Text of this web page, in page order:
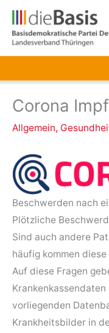
Zum
Inhalt
springen
Corona
Allgemein,
Beschwerden nach
Plötzliche
Sind auch andere
häufig kommen
Auf diese Fragen
vorliegenden
Krankheitsbilder in